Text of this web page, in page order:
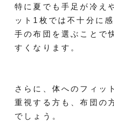
特に夏でも手足が冷え
ット1枚では不十分に
手の布団を選ぶことで
すくなります。
さらに、体へのフィッ
重視する方も、布団の
でしょう。